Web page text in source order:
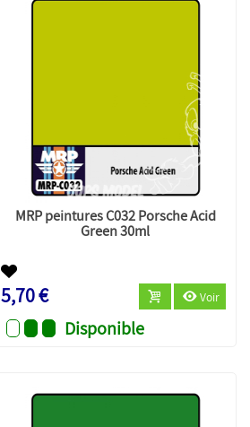
MRP peintures C032 Porsche Acid
Green 30ml
5,70 € Voir
Disponible